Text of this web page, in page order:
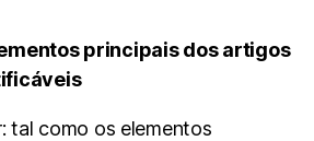
principais dos artigos
tal como os elementos